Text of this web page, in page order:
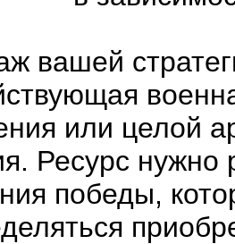
вашей
или целой
Ресурс нужно
победы,